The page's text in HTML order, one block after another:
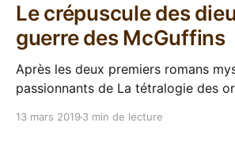
Le crépuscule des
guerre des McGuffins
Après les deux premiers romans
passionnants de La tétralogie des
13 mars 2019 3 min de lecture